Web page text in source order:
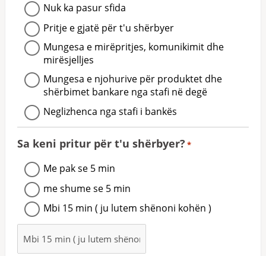
Nuk ka pasur sfida
Pritje e gjatë për t'u shërbyer
Mungesa e mirëpritjes, komunikimit dhe
mirësjelljes
Mungesa e njohurive për produktet dhe
shërbimet bankare nga stafi në degë
Neglizhenca nga stafi i bankës
Sa keni pritur për t'u shërbyer? *
Me pak se 5 min
me shume se 5 min
Mbi 15 min ( ju lutem shënoni kohën )